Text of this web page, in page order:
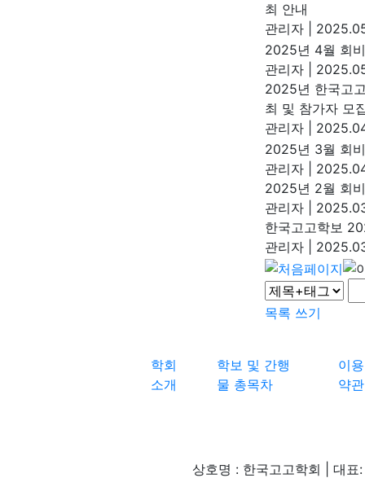
최 안내
관리자
2025년 4월 회
관리자
2025년 한국고
최 및 참가자 모
관리자
2025년 3월 회
관리자
2025년 2월 회
관리자
한국고고학보
관리자
목록 쓰기
학회
소개
학보 및 간행
물 총목차
이용
약관
상호명 : 한국고고학회 | 대